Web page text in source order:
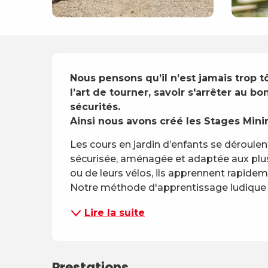
Description
Nous pensons qu’il n’est jamais
l’art de tourner, savoir s'arrêter au
sécurités.
Ainsi nous avons créé les Stages
Les cours en jardin d’enfants se
sécurisée, aménagée et adaptée aux
ou de leurs vélos, ils apprennent
Notre méthode d'apprentissage ludique
Lire la suite